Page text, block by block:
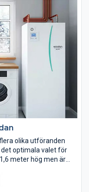
olika utföranden
optimala valet för
meter hög men är
som rymmer